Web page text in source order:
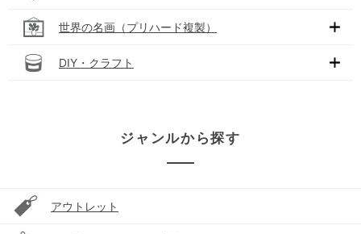
世界の名画（プリハード複製）
DIY・クラフト
ジャンルから探す
アウトレット